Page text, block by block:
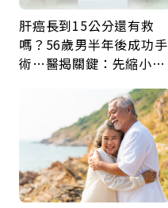
肝癌長到15公分還有救
嗎？56歲男半年後成功手
術…醫揭關鍵：先縮小腫